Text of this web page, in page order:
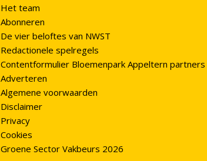
Het team
Abonneren
De vier beloftes van NWST
Redactionele spelregels
Contentformulier Bloemenpark Appeltern partners
Adverteren
Algemene voorwaarden
Disclaimer
Privacy
Cookies
Groene Sector Vakbeurs 2026